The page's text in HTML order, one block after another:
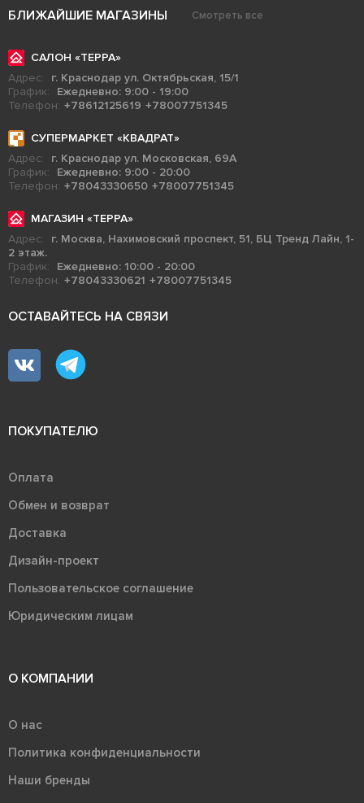
БЛИЖАЙШИЕ МАГАЗИНЫ Смотреть все
САЛОН «ТЕРРА»
Адрес:
г. Краснодар ул. Октябрьская, 15/1
График:
Ежедневно: 9:00 - 19:00
Телефон: +78612125619 +78007751345
СУПЕРМАРКЕТ «КВАДРАТ»
Адрес:
г. Краснодар ул. Московская, 69А
График:
Ежедневно: 9:00 - 20:00
Телефон: +78043330650 +78007751345
МАГАЗИН «ТЕРРА»
Адрес:
г. Москва, Нахимовский проспект, 51, БЦ Тренд Лайн, 1-
2 этаж.
График:
Ежедневно: 10:00 - 20:00
Телефон: +78043330621 +78007751345
ОСТАВАЙТЕСЬ НА СВЯЗИ
ПОКУПАТЕЛЮ
Оплата
Обмен и возврат
Доставка
Дизайн-проект
Пользовательское соглашение
Юридическим лицам
О КОМПАНИИ
О нас
Политика конфиденциальности
Наши бренды